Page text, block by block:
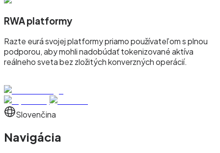
RWA platformy
Razte eurá svojej platformy priamo používateľom s plnou
podporou, aby mohli nadobúdať tokenizované aktíva
reálneho sveta bez zložitých konverzných operácií.
Slovenčina
Navigácia